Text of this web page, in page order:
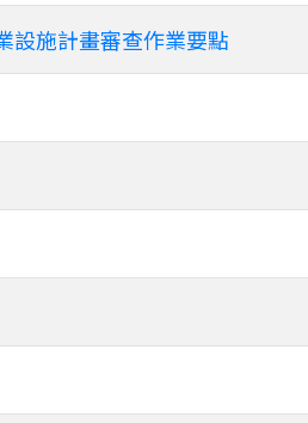
設施計畫審查作業要點